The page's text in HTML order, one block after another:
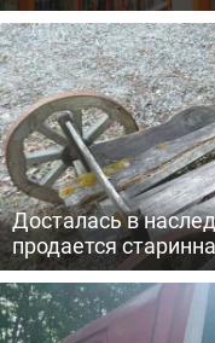
Досталась в
продается